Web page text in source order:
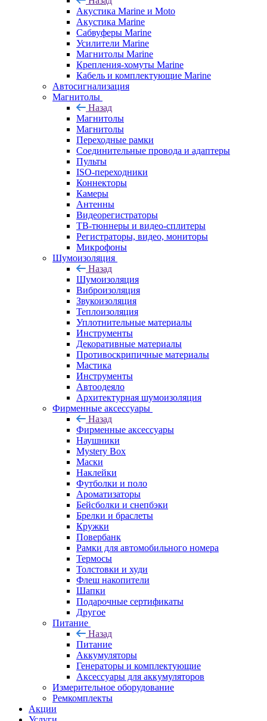
Акустика Marine и Moto
Акустика Marine
Сабвуферы Marine
Усилители Marine
Магнитолы Marine
Крепления-хомуты Marine
Кабель и комплектующие Marine
Автосигнализация
Магнитолы
Назад
Магнитолы
Магнитолы
Переходные рамки
Соединительные провода и адаптеры
Пульты
ISO-переходники
Коннекторы
Камеры
Антенны
Видеорегистраторы
ТВ-тюннеры и видео-сплитеры
Регистраторы, видео, мониторы
Микрофоны
Шумоизоляция
Назад
Шумоизоляция
Виброизоляция
Звукоизоляция
Теплоизоляция
Уплотнительные материалы
Инструменты
Декоративные материалы
Противоскрипичные материалы
Мастика
Инструменты
Автоодеяло
Архитектурная шумоизоляция
Фирменные аксессуары
Назад
Фирменные аксессуары
Наушники
Mystery Box
Маски
Наклейки
Футболки и поло
Ароматизаторы
Бейсболки и снепбэки
Брелки и браслеты
Кружки
Повербанк
Рамки для автомобильного номера
Термосы
Толстовки и худи
Флеш накопители
Шапки
Подарочные сертификаты
Другое
Питание
Назад
Питание
Аккумуляторы
Генераторы и комплектующие
Аксессуары для аккумуляторов
Измерительное оборудование
Ремкомплекты
Акции